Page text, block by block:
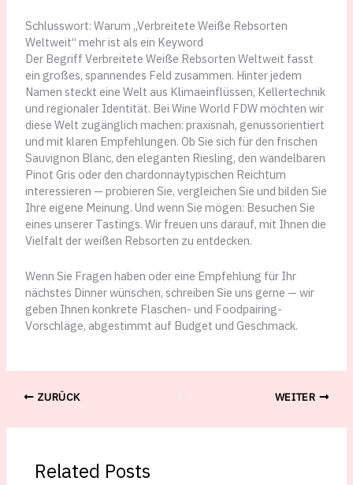
Schlusswort: Warum „Verbreitete Weiße Rebsorten
Weltweit“ mehr ist als ein Keyword
Der Begriff Verbreitete Weiße Rebsorten Weltweit fasst
ein großes, spannendes Feld zusammen. Hinter jedem
Namen steckt eine Welt aus Klimaeinflüssen, Kellertechnik
und regionaler Identität. Bei Wine World FDW möchten wir
diese Welt zugänglich machen: praxisnah, genussorientiert
und mit klaren Empfehlungen. Ob Sie sich für den frischen
Sauvignon Blanc, den eleganten Riesling, den wandelbaren
Pinot Gris oder den chardonnaytypischen Reichtum
interessieren — probieren Sie, vergleichen Sie und bilden Sie
Ihre eigene Meinung. Und wenn Sie mögen: Besuchen Sie
eines unserer Tastings. Wir freuen uns darauf, mit Ihnen die
Vielfalt der weißen Rebsorten zu entdecken.
Wenn Sie Fragen haben oder eine Empfehlung für Ihr
nächstes Dinner wünschen, schreiben Sie uns gerne — wir
geben Ihnen konkrete Flaschen- und Foodpairing-
Vorschläge, abgestimmt auf Budget und Geschmack.
ZURÜCK WEITER
Related Posts